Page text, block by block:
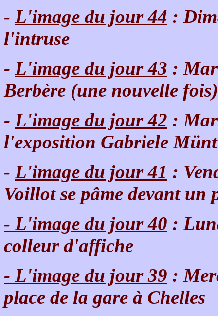
- L'image du jour 44 :
l'intruse
- L'image du jour 43 :
Berbère (une nouvelle fois)
- L'image du jour 42 :
l'exposition Gabriele
- L'image du jour 41 :
Voillot se pâme devant un
- L'image du jour 40 :
colleur d'affiche
- L'image du jour 39 :
place de la gare à Chelles